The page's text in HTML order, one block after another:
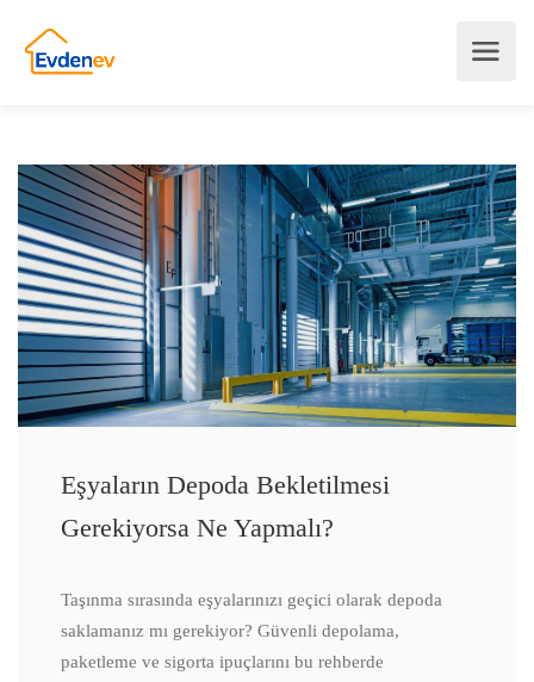
Eşyaların Depoda Bekletilmesi
Gerekiyorsa Ne Yapmalı?
Taşınma sırasında eşyalarınızı geçici olarak depoda
saklamanız mı gerekiyor? Güvenli depolama,
paketleme ve sigorta ipuçlarını bu rehberde